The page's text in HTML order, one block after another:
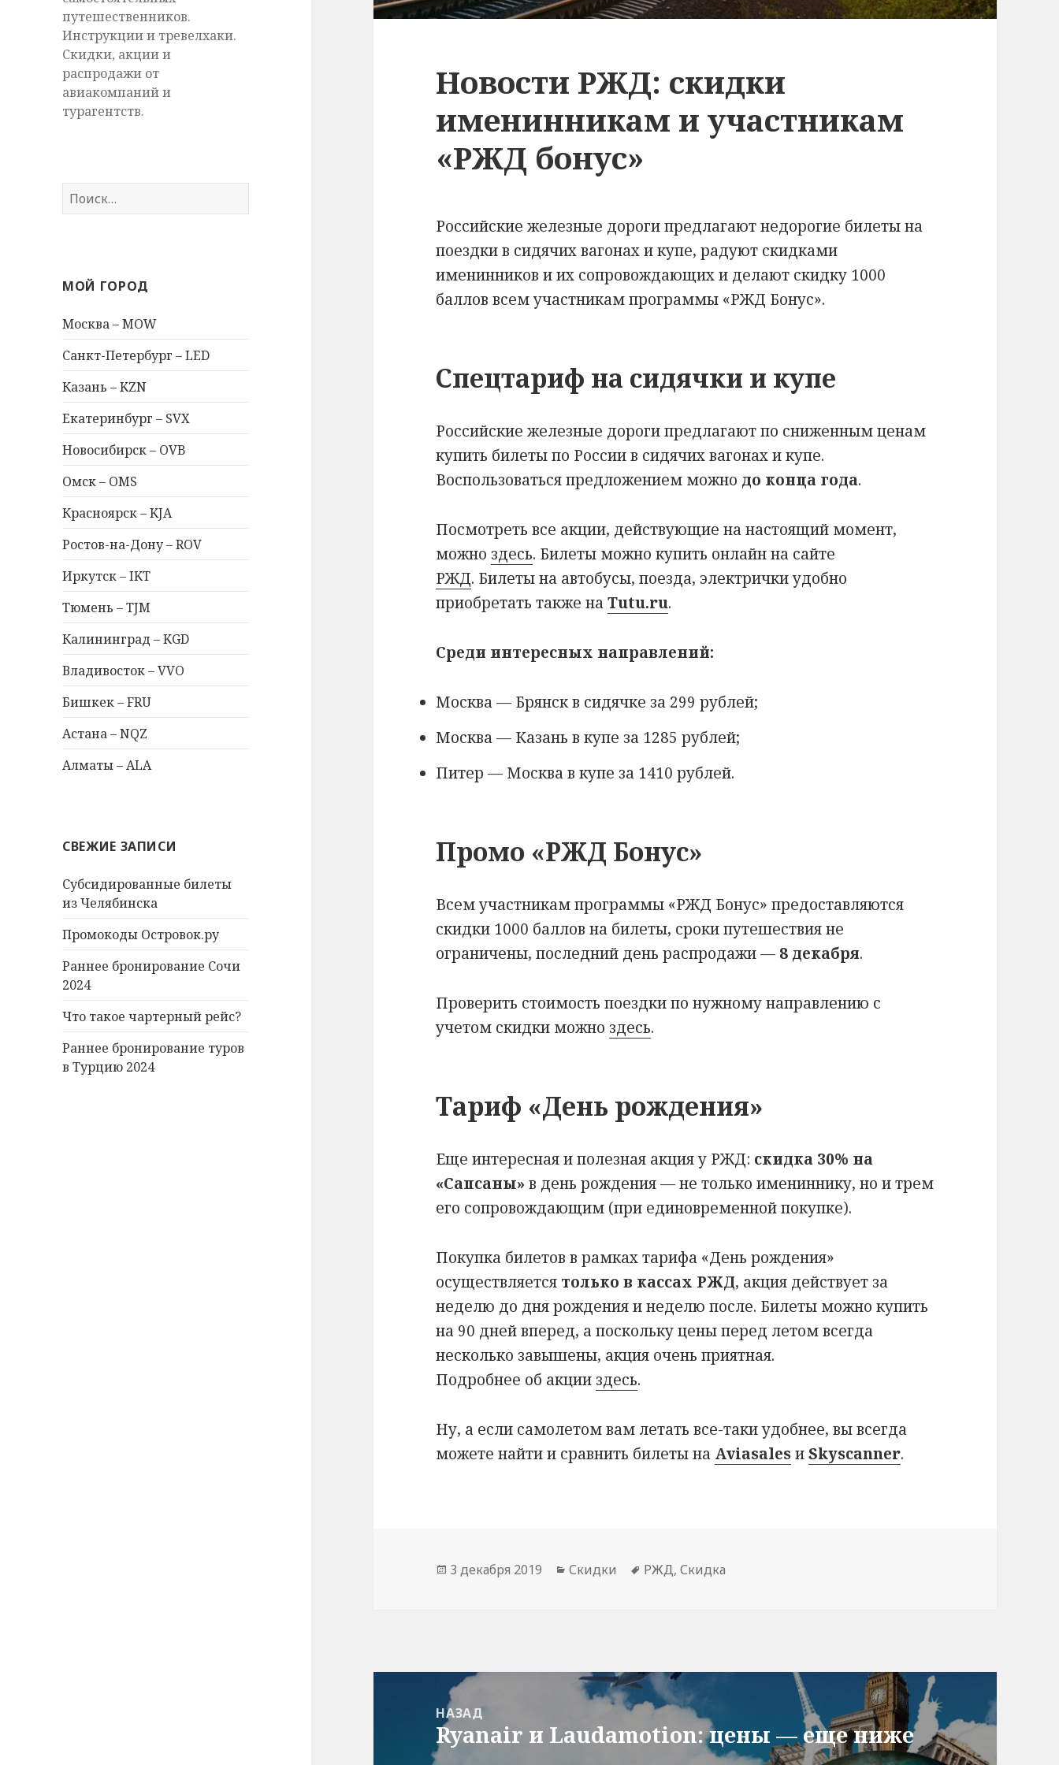
путешественников.
Инструкции и тревелхаки.
Скидки, акции и
распродажи от
авиакомпаний и
турагентств.
Найти:
МОЙ ГОРОД
Москва – MOW
Санкт-Петербург – LED
Казань – KZN
Екатеринбург – SVX
Новосибирск – OVB
Омск – OMS
Красноярск – KJA
Ростов-на-Дону – ROV
Иркутск – IKT
Тюмень – TJM
Калининград – KGD
Владивосток – VVO
Бишкек – FRU
Астана – NQZ
Алматы – ALA
СВЕЖИЕ ЗАПИСИ
Субсидированные билеты
из Челябинска
Промокоды Островок.ру
Раннее бронирование Сочи
2024
Что такое чартерный рейс?
Раннее бронирование туров
в Турцию 2024
Новости РЖД: скидки
именинникам и участникам
«РЖД бонус»
Российские железные дороги предлагают недорогие билеты на
поездки в сидячих вагонах и купе, радуют скидками
именинников и их сопровождающих и делают скидку 1000
баллов всем участникам программы «РЖД Бонус».
Спецтариф на сидячки и купе
Российские железные дороги предлагают по сниженным ценам
купить билеты по России в сидячих вагонах и купе.
Воспользоваться предложением можно до конца года.
Посмотреть все акции, действующие на настоящий момент,
можно здесь. Билеты можно купить онлайн на сайте
РЖД. Билеты на автобусы, поезда, электрички удобно
приобретать также наTutu.ru.
Среди интересных направлений:
Москва — Брянск в сидячке за 299 рублей;
Москва — Казань в купе за 1285 рублей;
Питер — Москва в купе за 1410 рублей.
Промо «РЖД Бонус»
Всем участникам программы «РЖД Бонус» предоставляются
скидки 1000 баллов на билеты, сроки путешествия не
ограничены, последний день распродажи — 8 декабря.
Проверить стоимость поездки по нужному направлению с
учетом скидки можно здесь.
Тариф «День рождения»
Еще интересная и полезная акция у РЖД: скидка 30% на
«Сапсаны» в день рождения — не только имениннику, но и трем
его сопровождающим (при единовременной покупке).
Покупка билетов в рамках тарифа «День рождения»
осуществляется только в кассах РЖД, акция действует за
неделю до дня рождения и неделю после. Билеты можно купить
на 90 дней вперед, а поскольку цены перед летом всегда
несколько завышены, акция очень приятная.
Подробнее об акции здесь.
Ну, а если самолетом вам летать все-таки удобнее, вы всегда
можете найти и сравнить билеты на AviasalesиSkyscanner.
Опубликовано
3 декабря 2019 Рубрики
Скидки Метки
РЖД,Скидка
Навигация
записям
НАЗАД
Предыдущая
запись:
Ryanair и Laudamotion: цены — еще ниже